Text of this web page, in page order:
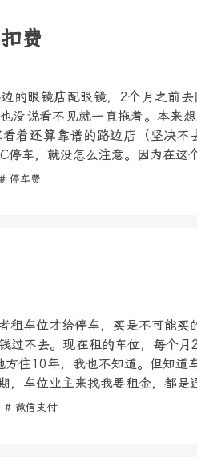
费
的眼镜店配眼镜，2个月之前
没说看不见就一直拖着。本来
着还算靠谱的路边店（坚决
停车，就没怎么注意。因为在
# 停车费
租车位才给停车，买是不可能
过不去。现在租的车位，每个
住10年，我也不知道。但知道
，车位业主来找我要租金，都是
# 微信支付